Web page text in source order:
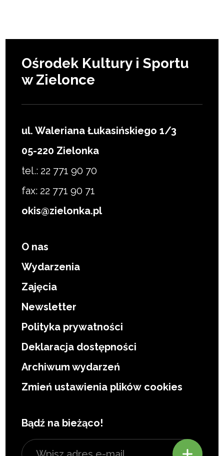
Ośrodek Kultury i Sportu
w Zielonce
ul. Waleriana Łukasińskiego 1/3
05-220 Zielonka
tel.: 22 771 90 70
fax: 22 771 90 71
okis@zielonka.pl
O nas
Wydarzenia
Zajęcia
Newsletter
Polityka prywatności
Deklaracja dostępności
Archiwum wydarzeń
Zmień ustawienia plików cookies
Bądź na bieżąco!